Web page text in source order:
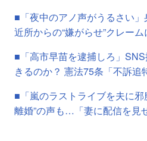
■「夜中のアノ声がうるさい」
近所からの“嫌がらせ”クレー
■「高市早苗を逮捕しろ」
きるのか？ 憲法75条「不訴追
■「嵐のラストライブを夫に邪
離婚”の声も…「妻に配信を見